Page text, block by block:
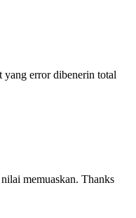
error dibenerin total
memuaskan. Thanks